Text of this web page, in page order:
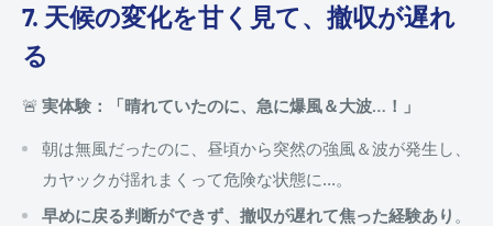
7. 天候の変化を甘く見て、撤収が遅れ
る
🚨 実体験：「晴れていたのに、急に爆風＆大波…！」
朝は無風だったのに、昼頃から突然の強風＆波が発生し、
カヤックが揺れまくって危険な状態に…。
早めに戻る判断ができず、撤収が遅れて焦った経験あり